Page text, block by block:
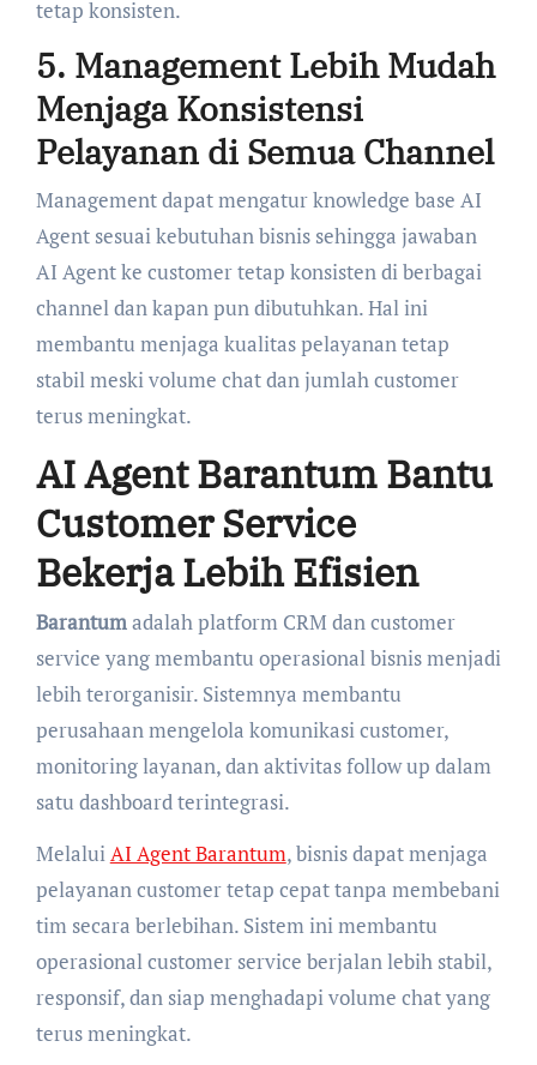
tetap konsisten.
5. Management Lebih Mudah
Menjaga Konsistensi
Pelayanan di Semua Channel
Management dapat mengatur knowledge base AI
Agent sesuai kebutuhan bisnis sehingga jawaban
AI Agent ke customer tetap konsisten di berbagai
channel dan kapan pun dibutuhkan. Hal ini
membantu menjaga kualitas pelayanan tetap
stabil meski volume chat dan jumlah customer
terus meningkat.
AI Agent Barantum Bantu
Customer Service
Bekerja Lebih Efisien
Barantumadalah platform CRM dan customer
service yang membantu operasional bisnis menjadi
lebih terorganisir. Sistemnya membantu
perusahaan mengelola komunikasi customer,
monitoring layanan, dan aktivitas follow up dalam
satu dashboard terintegrasi.
MelaluiAI Agent Barantum, bisnis dapat menjaga
pelayanan customer tetap cepat tanpa membebani
tim secara berlebihan. Sistem ini membantu
operasional customer service berjalan lebih stabil,
responsif, dan siap menghadapi volume chat yang
terus meningkat.